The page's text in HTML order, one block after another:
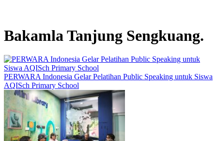
Bakamla Tanjung Sengkuang.
PERWARA Indonesia Gelar Pelatihan Public Speaking untuk Siswa
AQISch Primary School